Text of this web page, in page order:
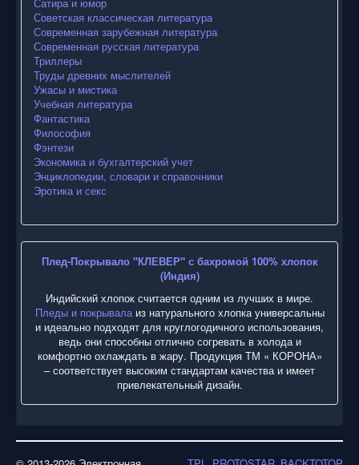
Советская классическая литература
Современная зарубежная литература
Современная русская литература
Триллеры
Труды древних мыслителей
Ужасы и мистика
Учебная литература
Фантастика
Философия
Фэнтези
Экономика и бухгалтерский учет
Энциклопедии, словари и справочники
Эротика и секс
Плед-Покрывало "КЛЕВЕР" с бахромой 100% хлопок
(Индия)
Индийский хлопок считается одним из лучших в мире.
Пледы и покрывалаиз натурального хлопка универсальны
и идеально подходят для круглогодичного использования,
ведь они способны отлично согревать в холода и
комфортно охлаждать в жару. Продукция ТМ « КОРОНА»
– соответствует высоким стандартам качества и имеет
привлекательный дизайн.